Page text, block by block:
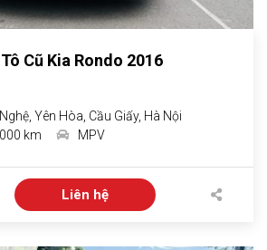
Cũ Kia Rondo 2016
Yên Hòa, Cầu Giấy, Hà Nội
km MPV
Liên hệ